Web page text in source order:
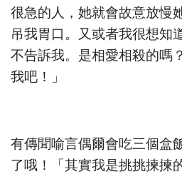
很急的人，她就會故意放慢
吊我胃口。又或者我很想知
不告訴我。是相愛相殺的嗎
我吧！」
有傳聞喻言偶爾會吃三個盒
了哦！「其實我是挑挑揀揀